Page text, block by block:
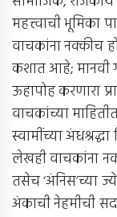
महत्त्वाची भूमिका
वाचकांना नक्कीच
कशात आहे; मानवी
ऊहापोह करणारा
वाचकांच्या
स्वामींच्या
लेखही वाचकांना
तसेच ‘अंनिस’च्या
अंकाची नेहमीची